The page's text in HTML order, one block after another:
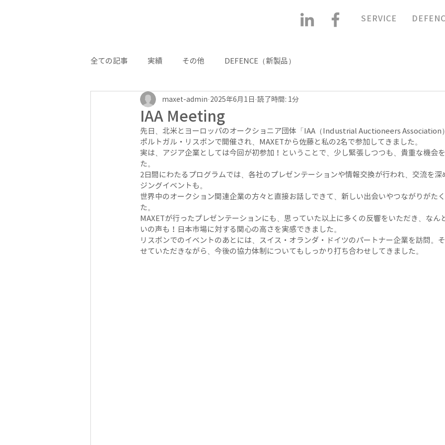
SERVICE
全ての記事 実績 その他 DEFENCE（新製品）
IAA Meeting
maxet-admin 2025年6月1日 読了時間: 1分
先日、北米とヨーロッパのオークショニア団体「IAA（Industrial Auctioneers Association
ポルトガル・リスボンで開催され、MAXETから佐藤と私の2名で参加してきました。
実は、アジア企業としては今回が初参加！ということで、少し緊張しつつも、貴重な機会
た。
2日間にわたるプログラムでは、各社のプレゼンテーションや情報交換が行われ、交流を深
ジングイベントも。
世界中のオークション関連企業の方々と直接お話しできて、新しい出会いやつながりがた
た。
MAXETが行ったプレゼンテーションにも、思っていた以上に多くの反響をいただき、なん
いの声も！日本市場に対する関心の高さを実感できました。
リスボンでのイベントのあとには、スイス・オランダ・ドイツのパートナー企業を訪問。
せていただきながら、今後の協力体制についてもしっかり打ち合わせしてきました。